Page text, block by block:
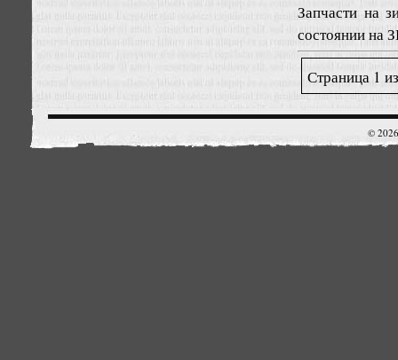
Запчасти на
состоянии на
Страница 1
©